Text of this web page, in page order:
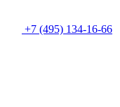
+7 (495) 134-16-66